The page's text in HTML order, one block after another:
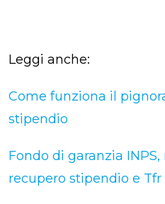
Leggi anche:
Come funziona il
stipendio
Fondo di garanzia
recupero stipendio e